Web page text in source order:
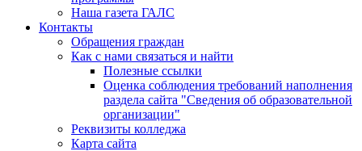
Наша газета ГАЛС
Контакты
Обращения граждан
Как с нами связаться и найти
Полезные ссылки
Оценка соблюдения требований наполнения
раздела сайта "Сведения об образовательной
организации"
Реквизиты колледжа
Карта сайта